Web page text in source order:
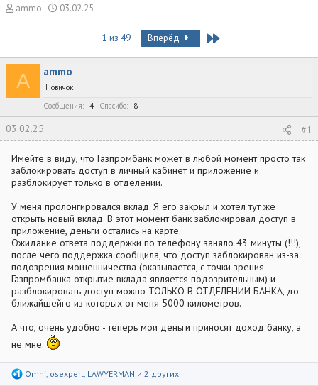
А
р
е
м
ammo
Д
н
а
ч
л
03.02.25
1 из 49 Вперёд Last
A ammo
Новичок
Сообщения
4 Спасибо 8
03.02.25 #1
Имейте в виду, что Газпромбанк может в любой момент просто так
заблокировать доступ в личный кабинет и приложение и
разблокирует только в отделении.
У меня пролонгировался вклад. Я его закрыл и хотел тут же
открыть новый вклад. В этот момент банк заблокировал доступ в
приложение, деньги остались на карте.
Ожидание ответа поддержки по телефону заняло 43 минуты (!!!),
после чего поддержка сообщила, что доступ заблокирован из-за
подозрения мошенничества (оказывается, с точки зрения
Газпромбанка открытие вклада является подозрительным) и
разблокировать доступ можно ТОЛЬКО В ОТДЕЛЕНИИ БАНКА, до
ближайшейго из которых от меня 5000 километров.
А что, очень удобно - теперь мои деньги приносят доход банку, а
не мне.
Р
Omni, osexpert, LAWYERMAN и 2 других